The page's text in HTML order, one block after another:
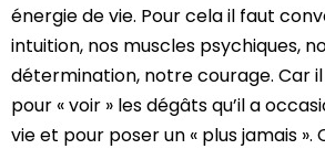
énergie de vie. Pour cela il faut
intuition, nos muscles psychiques,
détermination, notre courage. Car
pour « voir » les dégâts qu’il a
vie et pour poser un « plus jamais ».